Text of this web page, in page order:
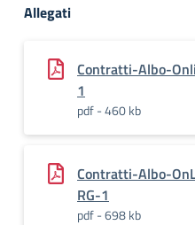
Allegati
Contratti-Albo-
1
pdf - 460 kb
Contratti-Albo-
RG-1
pdf - 698 kb